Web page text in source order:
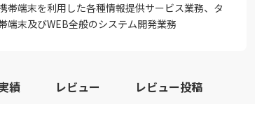
帯端末を利用した各種情報提供サービス業務、タ
端末及びWEB全般のシステム開発業務
績 レビュー レビュー投稿